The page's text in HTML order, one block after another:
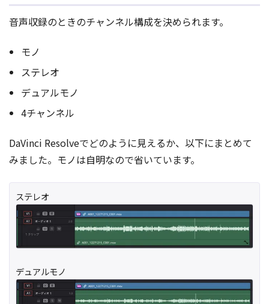
音声収録のときのチャンネル構成を決められます。
モノ
ステレオ
デュアルモノ
4チャンネル
DaVinci Resolveでどのように見えるか、以下にまとめて
みました。モノは自明なので省いています。
ステレオ
デュアルモノ